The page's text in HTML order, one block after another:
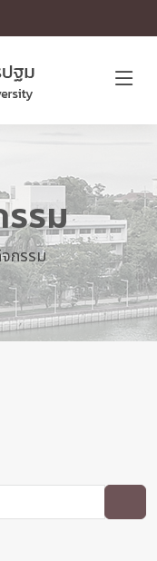
รรม
กรรม